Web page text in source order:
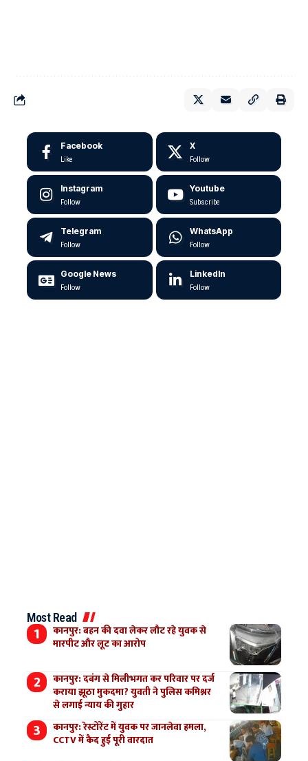
Facebook
Like
X
Follow
Instagram
Follow
Youtube
Subscribe
Telegram
Follow
WhatsApp
Follow
Google News
Follow
LinkedIn
Follow
Most Read
कानपुर: बहन की दवा लेकर लौट रहे युवक से
मारपीट और लूट का आरोप
कानपुर: दबंग से मिलीभगत कर परिवार पर दर्ज
कराया झूठा मुकदमा? युवती ने पुलिस कमिश्नर
से लगाई न्याय की गुहार
कानपुर: रेस्टोरेंट में युवक पर जानलेवा हमला,
CCTV में कैद हुई पूरी वारदात